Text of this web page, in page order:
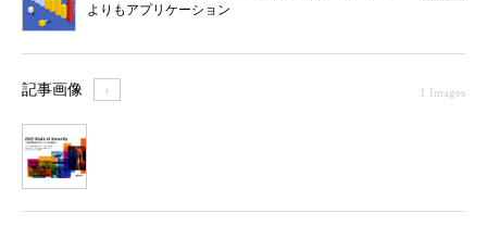
よりもアプリケーション
記事画像 ＋ 1 Images